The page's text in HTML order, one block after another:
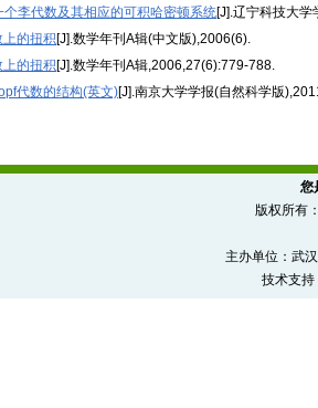
个李代数及其相应的可积哈密顿系统[J].辽宁科技大
的扭积[J].数学年刊A辑(中文版),2006(6).
的扭积[J].数学年刊A辑,2006,27(6):779-788.
代数的结构(英文)[J].南京大学学报(自然科学版
您
版权所有
主办单位：武
技术支持